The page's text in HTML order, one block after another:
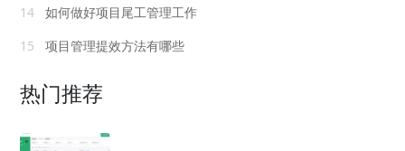
14
如何做好项目尾工管理工作
15
项目管理提效方法有哪些
热门推荐